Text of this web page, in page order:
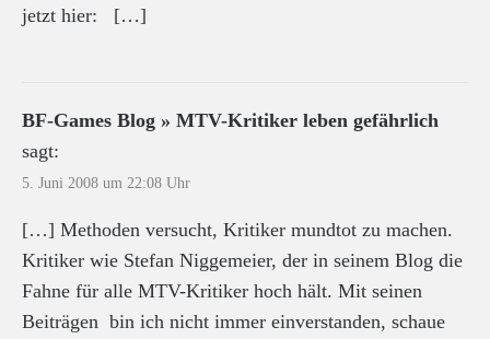
jetzt hier: […]
BF-Games Blog » MTV-Kritiker leben gefährlich
sagt:
5. Juni 2008 um 22:08 Uhr
[…] Methoden versucht, Kritiker mundtot zu machen.
Kritiker wie Stefan Niggemeier, der in seinem Blog die
Fahne für alle MTV-Kritiker hoch hält. Mit seinen
Beiträgen bin ich nicht immer einverstanden, schaue